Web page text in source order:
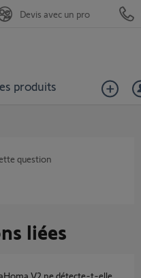
produits
Devis avec un pro
question
liées